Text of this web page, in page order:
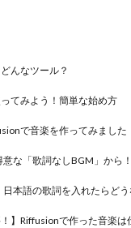
んなツール？
てみよう！簡単な始め方
で音楽を作ってみました
意な「歌詞なしBGM」から！
日本語の歌詞を入れたらどう
！】Riffusionで作った音楽は